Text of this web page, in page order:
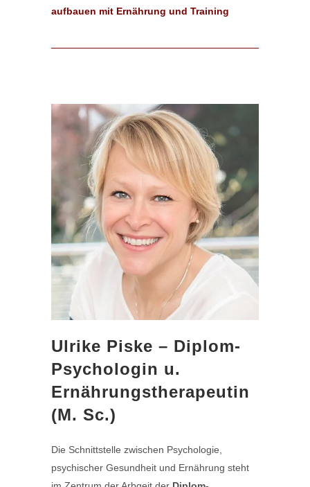
aufbauen mit Ernährung und Training
Ulrike Piske – Diplom-
Psychologin u.
Ernährungstherapeutin
(M. Sc.)
Die Schnittstelle zwischen Psychologie,
psychischer Gesundheit und Ernährung steht